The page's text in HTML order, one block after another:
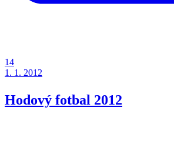
14
1. 1. 2012
Hodový fotbal 2012